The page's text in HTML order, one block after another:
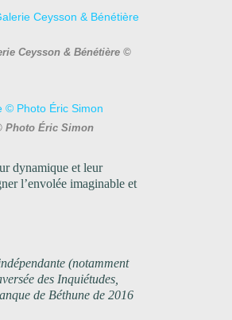
Ceysson & Bénétière ©
Photo Éric Simon
dynamique et leur
l’envolée imaginable et
(notamment
des Inquiétudes,
de Béthune de 2016